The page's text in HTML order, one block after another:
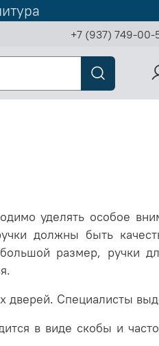
+7 (937) 749-00-
уделять особое
должны быть
размер, ручки
Специалисты
в виде скобы и